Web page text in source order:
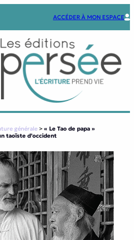
ACCÉDER À MON ESPACE
générale > « Le Tao de papa »
taoïste d’occident